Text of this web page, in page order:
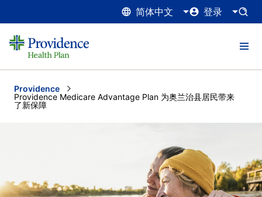
简体中文 登录
Providence
Current:
Providence Medicare Advantage Plan 为奥兰治县居民带来
了新保障